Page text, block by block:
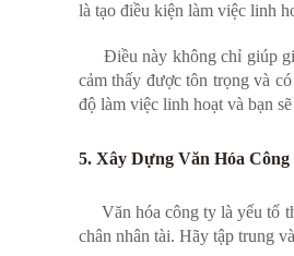
là tạo điều kiện làm việc linh
Điều này không chỉ giúp
cảm thấy được tôn trọng và
độ làm việc linh hoạt và bạn
5. Xây Dựng Văn Hóa
Văn hóa công ty là yếu tố
chân nhân tài. Hãy tập trung